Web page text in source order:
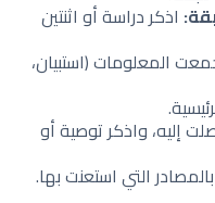
اذكر دراسة أو اثنتين
المعلومات (استبيان،
واذكر توصية أو
التي استعنت بها.